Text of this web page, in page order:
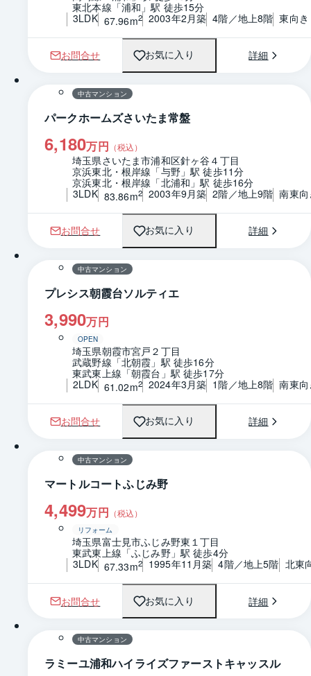
東北本線「浦和」駅 徒歩15分
3LDK 67.96m2 2003年2月築 4階／地上8階 東向き
お問合せ お気に入り 詳細
1 / 0 間取り
中古マンション
パークホームズさいたま常盤
6,180万円 （税込）
埼玉県さいたま市浦和区針ヶ谷４丁目
京浜東北・根岸線「与野」駅 徒歩11分
京浜東北・根岸線「北浦和」駅 徒歩16分
3LDK 83.86m2 2003年9月築 2階／地上9階 南東
お問合せ お気に入り 詳細
1 / 0 間取り
中古マンション
プレシス朝霞台ソルティエ
3,990万円
OPEN
埼玉県朝霞市宮戸２丁目
武蔵野線「北朝霞」駅 徒歩16分
東武東上線「朝霞台」駅 徒歩17分
2LDK 61.02m2 2024年3月築 1階／地上8階 南東
お問合せ お気に入り 詳細
1 / 0 間取り
中古マンション
マートルコートふじみ野
4,499万円 （税込）
リフォーム
埼玉県富士見市ふじみ野東１丁目
東武東上線「ふじみ野」駅 徒歩4分
3LDK 67.33m2 1995年11月築 4階／地上5階 北東
お問合せ お気に入り 詳細
1 / 0 間取り
中古マンション
ラミーユ浦和ハイライズファーストキャッスル